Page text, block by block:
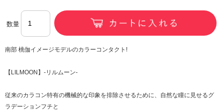
数量
南部 桃伽イメージモデルのカラーコンタクト!
【LILMOON】-リルムーン-
従来のカラコン特有の機械的な印象を排除させるために、自然な瞳に見せるグ
ラデーションフチと